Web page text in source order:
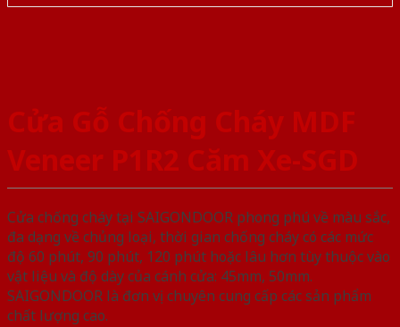
Cửa Gỗ Chống Cháy MDF
Veneer P1R2 Căm Xe-SGD
Cửa chống cháy tại SAIGONDOOR phong phú về màu sắc,
đa dạng về chủng loại, thời gian chống cháy có các mức
độ 60 phút, 90 phút, 120 phút hoặc lâu hơn tùy thuộc vào
vật liệu và độ dày của cánh cửa: 45mm, 50mm.
SAIGONDOOR là đơn vị chuyên cung cấp các sản phẩm
chất lượng cao.